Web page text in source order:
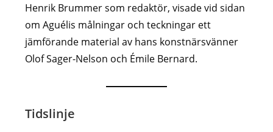
Henrik Brummer som redaktör, visade vid sidan
om Aguélis målningar och teckningar ett
jämförande material av hans konstnärsvänner
Olof Sager-Nelson och Émile Bernard.
Tidslinje